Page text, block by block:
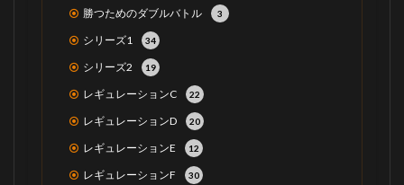
勝つためのダブルバトル 3
シリーズ1 34
シリーズ2 19
レギュレーションC 22
レギュレーションD 20
レギュレーションE 12
レギュレーションF 30